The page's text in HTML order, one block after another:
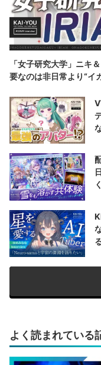
「女子研究大学」ニ
要なのは非日常より“イ
よく読まれている